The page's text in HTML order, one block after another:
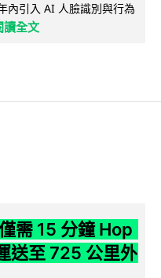
內引入 AI 人臉識別與行為
讀全文
需 15 分鐘 Hop
送至 725 公里外